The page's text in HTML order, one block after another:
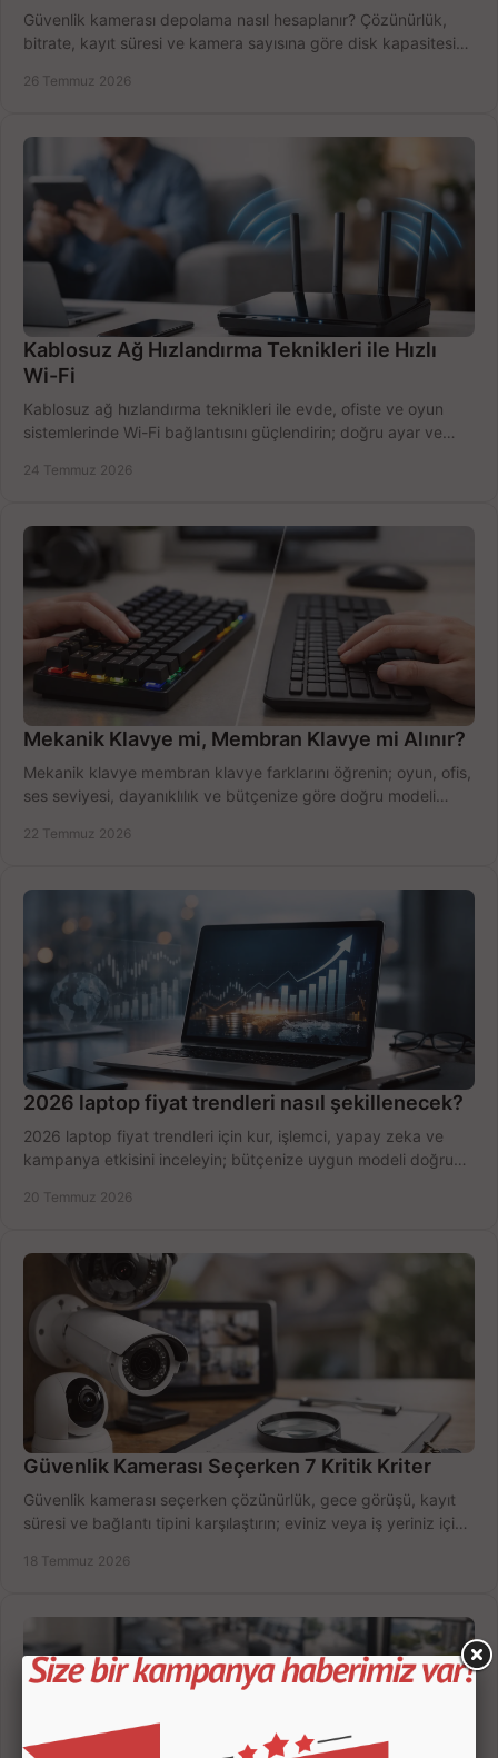
Güvenlik kamerası depolama nasıl hesaplanır? Çözünürlük,
bitrate, kayıt süresi ve kamera sayısına göre disk kapasitesini
26 Temmuz 2026
Kablosuz Ağ Hızlandırma Teknikleri ile Hızlı
Wi-Fi
Kablosuz ağ hızlandırma teknikleri ile evde, ofiste ve oyun
sistemlerinde Wi-Fi bağlantısını güçlendirin; doğru ayar ve
24 Temmuz 2026
Mekanik Klavye mi, Membran Klavye mi Alınır?
Mekanik klavye membran klavye farklarını öğrenin; oyun, ofis,
ses seviyesi, dayanıklılık ve bütçenize göre doğru modeli
22 Temmuz 2026
2026 laptop fiyat trendleri nasıl şekillenecek?
2026 laptop fiyat trendleri için kur, işlemci, yapay zeka ve
kampanya etkisini inceleyin; bütçenize uygun modeli doğru
20 Temmuz 2026
Güvenlik Kamerası Seçerken 7 Kritik Kriter
Güvenlik kamerası seçerken çözünürlük, gece görüşü, kayıt
süresi ve bağlantı tipini karşılaştırın; eviniz veya iş yeriniz için
18 Temmuz 2026